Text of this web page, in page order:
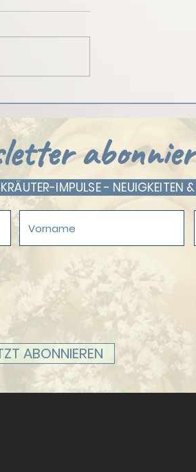
IMPULSE - NEUIGKEITEN
ABONNIEREN